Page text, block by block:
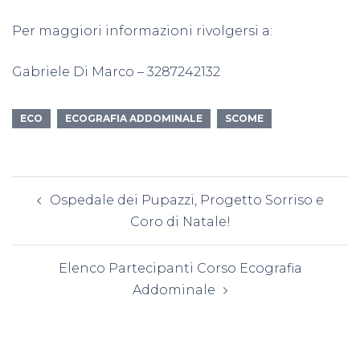
Per maggiori informazioni rivolgersi a:
Gabriele Di Marco – 3287242132
ECO ECOGRAFIA ADDOMINALE SCOME
articolo
Ospedale dei Pupazzi, Progetto Sorriso e
Coro di Natale!
Elenco Partecipanti Corso Ecografia
Addominale